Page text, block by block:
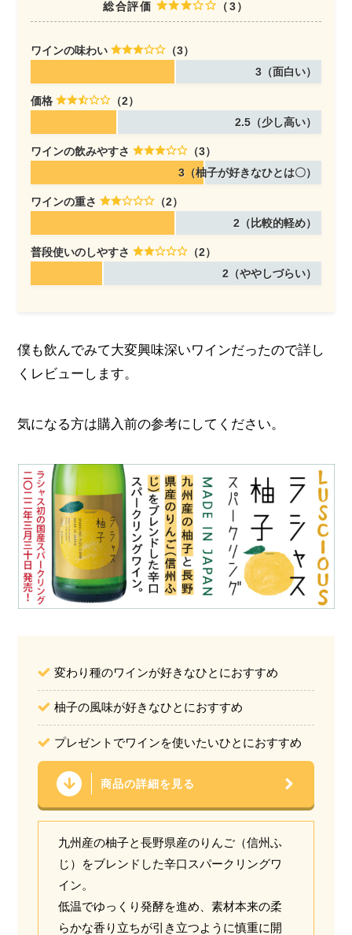
総合評価
（3）
ワインの味わい
（3）
3（面白い）
価格
（2）
2.5（少し高い）
ワインの飲みやすさ
（3）
3（柚子が好きなひとは〇）
ワインの重さ
（2）
2（比較的軽め）
普段使いのしやすさ
（2）
2（ややしづらい）
僕も飲んでみて大変興味深いワインだったので詳し
くレビューします。
気になる方は購入前の参考にしてください。
変わり種のワインが好きなひとにおすすめ
柚子の風味が好きなひとにおすすめ
プレゼントでワインを使いたいひとにおすすめ
商品の詳細を見る
九州産の柚子と長野県産のりんご（信州ふ
じ）をブレンドした辛口スパークリングワ
イン。
低温でゆっくり発酵を進め、素材本来の柔
らかな香り立ちが引き立つように慎重に開